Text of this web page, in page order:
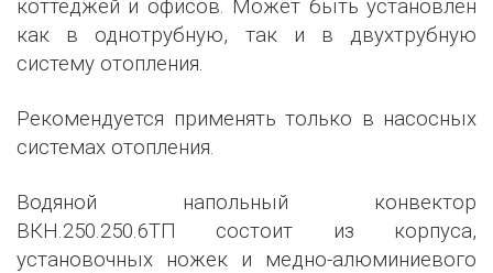
коттеджей и офисов. Может быть установлен
как в однотрубную, так и в двухтрубную
систему отопления.
Рекомендуется применять только в насосных
системах отопления.
Водяной напольный конвектор
ВКН.250.250.6ТП состоит из корпуса,
установочных ножек и медно-алюминиевого